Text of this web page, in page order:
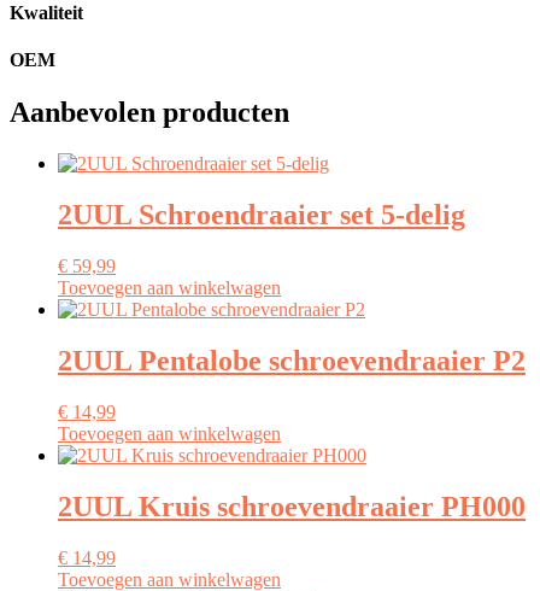
Kwaliteit
OEM
Aanbevolen producten
2UUL Schroendraaier set 5-delig
€ 59,99
Toevoegen aan winkelwagen
2UUL Pentalobe schroevendraaier P2
€ 14,99
Toevoegen aan winkelwagen
2UUL Kruis schroevendraaier PH000
€ 14,99
Toevoegen aan winkelwagen